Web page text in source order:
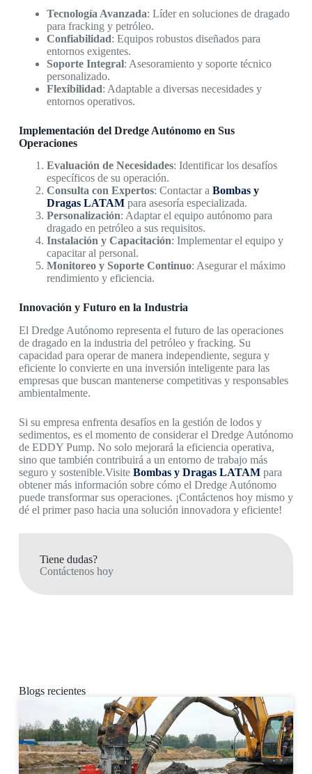
Tecnología Avanzada: Líder en soluciones de dragado
para fracking y petróleo.
Confiabilidad: Equipos robustos diseñados para
entornos exigentes.
Soporte Integral: Asesoramiento y soporte técnico
personalizado.
Flexibilidad: Adaptable a diversas necesidades y
entornos operativos.
Implementación del Dredge Autónomo en Sus
Operaciones
Evaluación de Necesidades: Identificar los desafíos
específicos de su operación.
Consulta con Expertos: Contactar aBombas y
Dragas LATAMpara asesoría especializada.
Personalización: Adaptar el equipo autónomo para
dragado en petróleo a sus requisitos.
Instalación y Capacitación: Implementar el equipo y
capacitar al personal.
Monitoreo y Soporte Continuo: Asegurar el máximo
rendimiento y eficiencia.
Innovación y Futuro en la Industria
El Dredge Autónomo representa el futuro de las operaciones
de dragado en la industria del petróleo y fracking. Su
capacidad para operar de manera independiente, segura y
eficiente lo convierte en una inversión inteligente para las
empresas que buscan mantenerse competitivas y responsables
ambientalmente.
Si su empresa enfrenta desafíos en la gestión de lodos y
sedimentos, es el momento de considerar el Dredge Autónomo
de EDDY Pump. No solo mejorará la eficiencia operativa,
sino que también contribuirá a un entorno de trabajo más
seguro y sostenible.VisiteBombas y Dragas LATAMpara
obtener más información sobre cómo el Dredge Autónomo
puede transformar sus operaciones. ¡Contáctenos hoy mismo y
dé el primer paso hacia una solución innovadora y eficiente!
Tiene dudas?
Contáctenos hoy
Blogs recientes